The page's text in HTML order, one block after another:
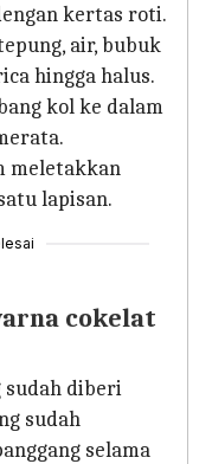
kertas roti.
air, bubuk
hingga halus.
kol ke dalam
meletakkan
lapisan.
cokelat
sudah diberi
sudah
selama